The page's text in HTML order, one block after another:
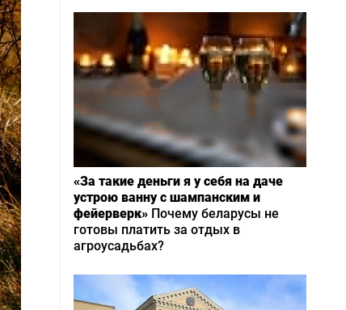
«За такие деньги я у себя на даче
устрою ванну с шампанским и
фейерверк» Почему беларусы не
готовы платить за отдых в
агроусадьбах?